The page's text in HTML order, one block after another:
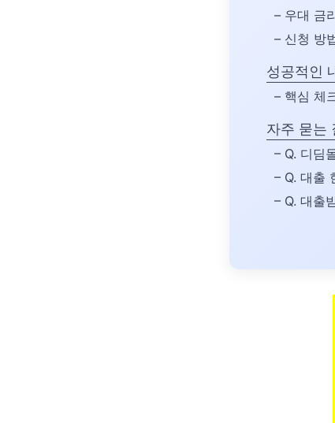
– 우대 금
– 신청 방
성공적인
– 핵심 체
자주 묻는
– Q. 디딤
– Q. 대출
– Q. 대출